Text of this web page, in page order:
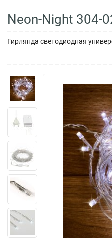
Neon-Night 304-
Гирлянда светодиодная